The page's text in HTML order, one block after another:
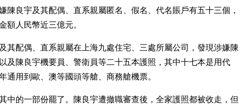
陳良宇及其配偶、直系親屬匿名、假名、代名賬戶有五十三個，
額人民幣近三億元。
其配偶、直系親屬在上海九處住宅、三處所屬公司，發現涉嫌陳
及陳良宇機要員、警衛員等二十五本護照，其中十七本是用代
通用到歐、澳等國頭等艙、商務艙機票。
中的一部份罷了。陳良宇遭撤職審查後，全家護照都被收走，但